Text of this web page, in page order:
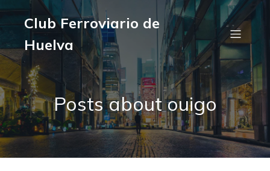
Club Ferroviario de
Huelva
Posts about ouigo